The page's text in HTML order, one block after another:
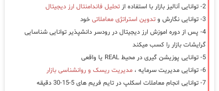
2- توانایی آنالیز بازار با استفاده از
تحلیل فاندامنتال ارز دیجیتال
3- توانایی نگارش و
تدوین استراتژی معاملاتی خود
4- پس از دوره اموزش ارز دیجیتال در رودسر دانشپذیر توانایی شناسایی
گرایشات بازار را کسب میکند
5- توانایی پوزیشن گیری در محیط REAL یا واقعی
6- توانایی مدیریت سرمایه ،
مدیریت ریسک و روانشناسی بازار
7- توانایی انجام معاملات اسکلپ در تایم فریم های 5-15-30 دقیقه